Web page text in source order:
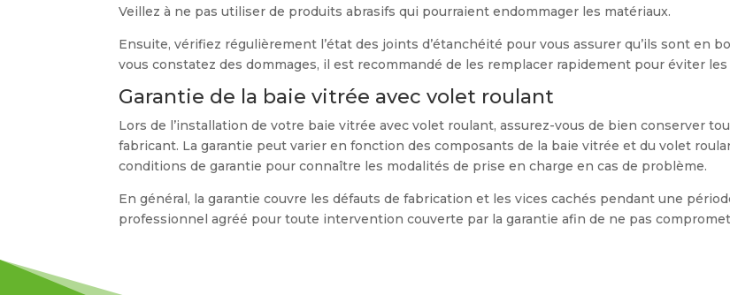
Veillez à ne pas utiliser de produits abrasifs qui pourraient endommager les matériaux.
Ensuite, vérifiez régulièrement l’état des joints d’étanchéité pour vous assurer qu’ils sont en
vous constatez des dommages, il est recommandé de les remplacer rapidement pour éviter les
Garantie de la baie vitrée avec volet roulant
Lors de l’installation de votre baie vitrée avec volet roulant, assurez-vous de bien conserver
fabricant. La garantie peut varier en fonction des composants de la baie vitrée et du volet
conditions de garantie pour connaître les modalités de prise en charge en cas de problème.
En général, la garantie couvre les défauts de fabrication et les vices cachés pendant une
professionnel agréé pour toute intervention couverte par la garantie afin de ne pas